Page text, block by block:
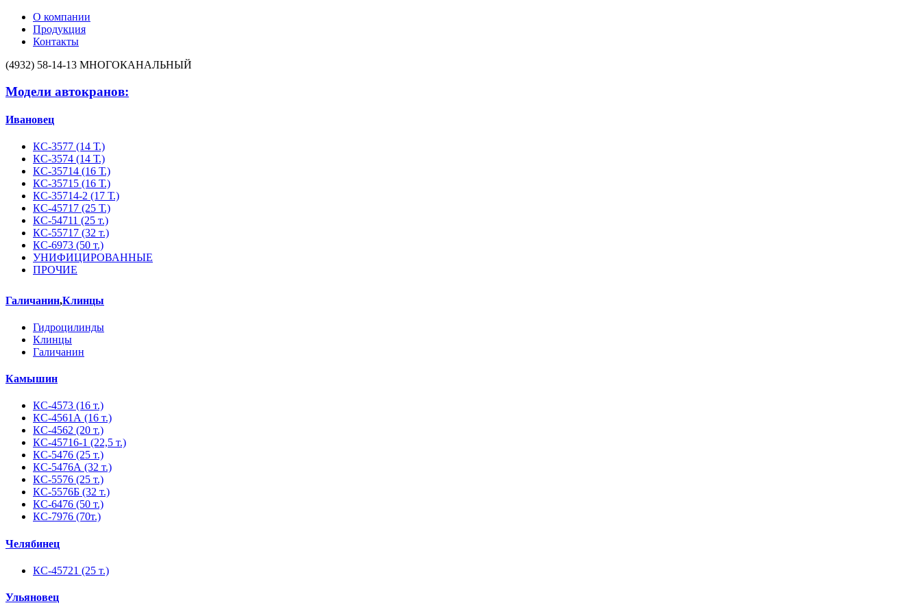
О компании
Продукция
Контакты
(4932) 58-14-13 МНОГОКАНАЛЬНЫЙ
Модели автокранов:
Ивановец
КС-3577 (14 Т.)
КС-3574 (14 Т.)
КС-35714 (16 Т.)
КС-35715 (16 Т.)
КС-35714-2 (17 Т.)
КС-45717 (25 Т.)
КС-54711 (25 т.)
КС-55717 (32 т.)
КС-6973 (50 т.)
УНИФИЦИРОВАННЫЕ
ПРОЧИЕ
Галичанин,Клинцы
Гидроцилинды
Клинцы
Галичанин
Камышин
КС-4573 (16 т.)
КС-4561А (16 т.)
КС-4562 (20 т.)
КС-45716-1 (22,5 т.)
КС-5476 (25 т.)
КС-5476А (32 т.)
КС-5576 (25 т.)
КС-5576Б (32 т.)
КС-6476 (50 т.)
КС-7976 (70т.)
Челябинец
КС-45721 (25 т.)
Ульяновец